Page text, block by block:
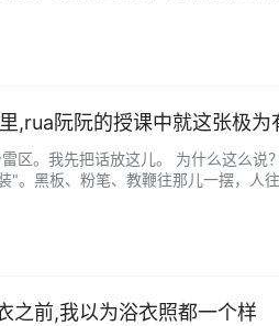
,rua阮阮的授课中就这张极为
区。我先把话放这儿。 为什么这么说
"。黑板、粉笔、教鞭往那儿一摆，人
之前,我以为浴衣照都一个样